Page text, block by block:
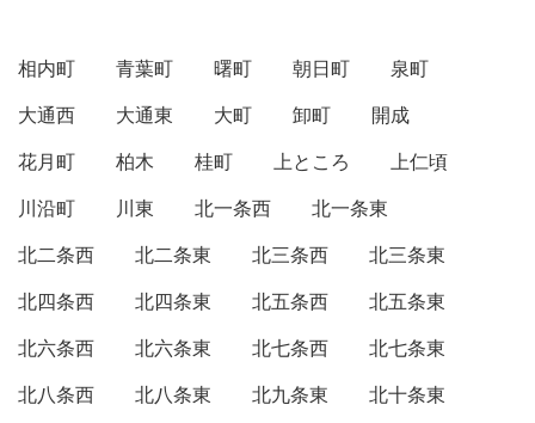
相内町 青葉町 曙町 朝日町
泉町
大通西
大通東 大町 卸町
開成
花月町
柏木 桂町 上ところ
上仁頃
川沿町
川東 北一条西
北一条東
北二条西
北二条東 北三条西
北三条東
北四条西
北四条東 北五条西
北五条東
北六条西
北六条東 北七条西
北七条東
北八条西
北八条東 北九条東
北十条東